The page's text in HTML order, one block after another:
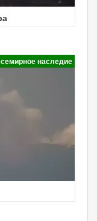
наследие